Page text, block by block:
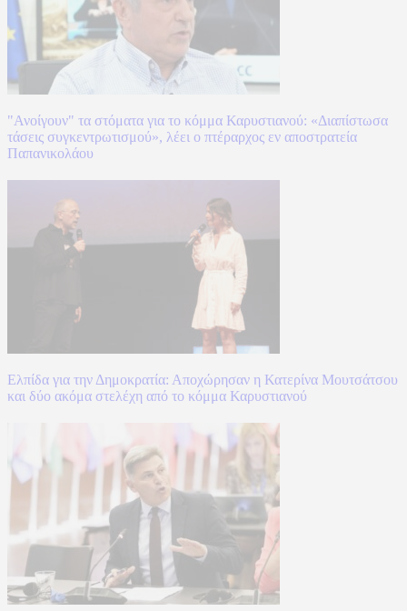
"Ανοίγουν" τα στόματα για το κόμμα Καρυστιανού: «Διαπίστωσα
τάσεις συγκεντρωτισμού», λέει ο πτέραρχος εν αποστρατεία
Παπανικολάου
Ελπίδα για την Δημοκρατία: Αποχώρησαν η Κατερίνα Μουτσάτσου
και δύο ακόμα στελέχη από το κόμμα Καρυστιανού